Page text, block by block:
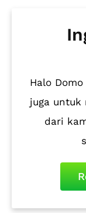
Halo
juga untuk
dari